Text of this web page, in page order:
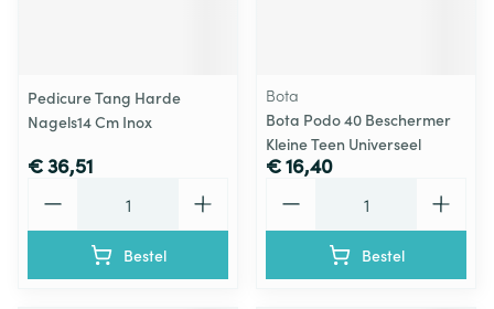
Pedicure Tang Harde
Nagels14 Cm Inox
€ 36,51
Bestel
Bota
Bota Podo 40 Beschermer
Kleine Teen Universeel
€ 16,40
Bestel